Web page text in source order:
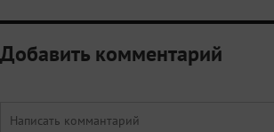
Добавить комментарий